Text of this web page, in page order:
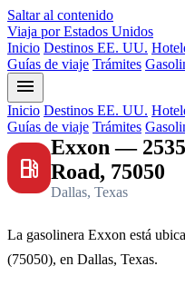
Saltar al contenido
Viaja por Estados Unidos
Inicio Destinos EE. UU.
Guías de viaje Trámites
menu
Inicio Destinos EE. UU.
Guías de viaje Trámites
local_gas_station
Exxon —
Road, 75050
Dallas, Texas
La gasolinera Exxon está
(75050), en Dallas, Texas.